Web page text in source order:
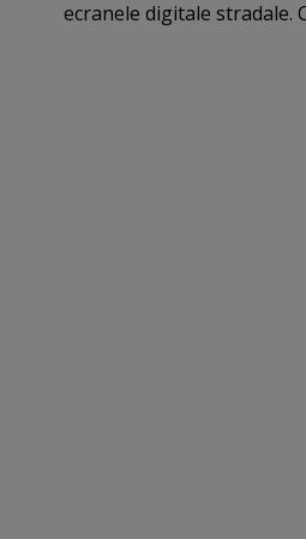
ecranele digitale stradale.